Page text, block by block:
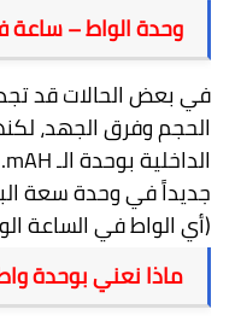
وحدة الواط – ساعة
في بعض الحالات قد
الحجم وفرق الجهد،
الداخلية بوحدة الـmAH
جديداً في وحدة سعة
(أي الواط في الساعة
ماذا نعني بوحدة